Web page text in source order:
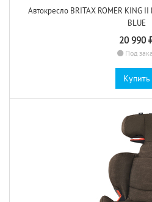
Автокресло BRITAX ROMER KING II
BLUE
20 990
Под
Купить